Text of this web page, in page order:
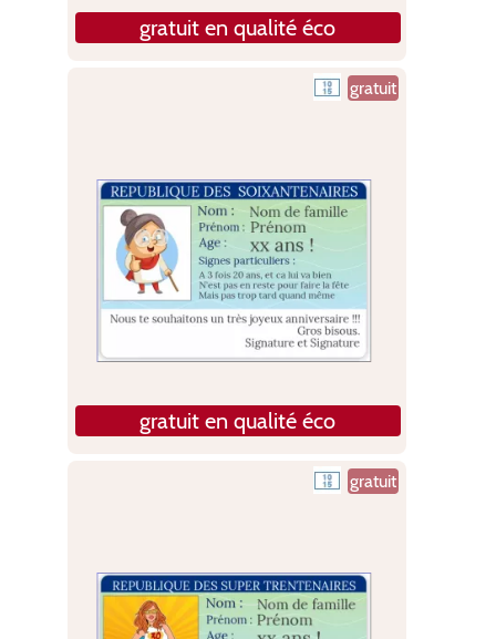
gratuit en qualité éco
gratuit
gratuit en qualité éco
gratuit